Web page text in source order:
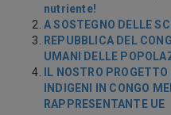
nutriente!
A SOSTEGNO DELLE
REPUBBLICA DEL
UMANI DELLE
IL NOSTRO
INDIGENI IN CONGO
RAPPRESENTANTE UE